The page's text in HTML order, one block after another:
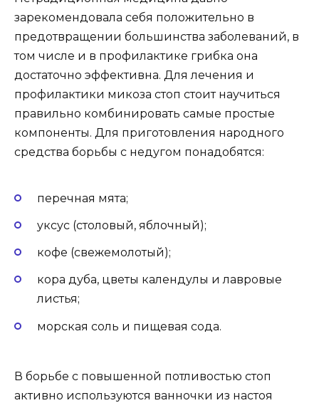
зарекомендовала себя положительно в
предотвращении большинства заболеваний, в
том числе и в профилактике грибка она
достаточно эффективна. Для лечения и
профилактики микоза стоп стоит научиться
правильно комбинировать самые простые
компоненты. Для приготовления народного
средства борьбы с недугом понадобятся:
перечная мята;
уксус (столовый, яблочный);
кофе (свежемолотый);
кора дуба, цветы календулы и лавровые
листья;
морская соль и пищевая сода.
В борьбе с повышенной потливостью стоп
активно используются ванночки из настоя